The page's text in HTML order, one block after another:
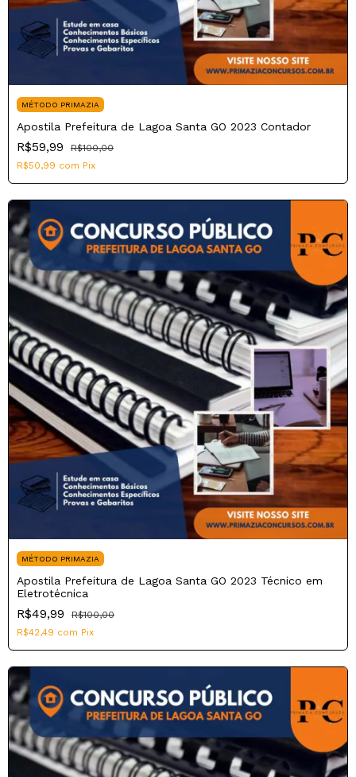
MÉTODO PRIMAZIA
Apostila Prefeitura de Lagoa Santa GO 2023 Contador
R$59,99
R$100,00
R$50,99 com Pix
MÉTODO PRIMAZIA
Apostila Prefeitura de Lagoa Santa GO 2023 Técnico em
Eletrotécnica
R$49,99
R$100,00
R$42,49 com Pix